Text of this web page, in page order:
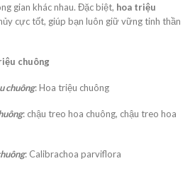
gian khác nhau. Đặc biệt, hoa triệu
cực tốt, giúp bạn luôn giữ vững tinh thần
chuông
chuông: Hoa triệu chuông
: chậu treo hoa chuông, chậu treo hoa
: Calibrachoa parviflora